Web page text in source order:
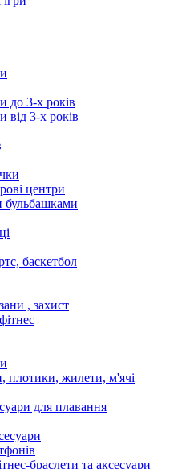
до 3-х років
від 3-х років
центри
бульбашками
баскетбол
, захист
плотики, жилети, м'ячі
для плавання
браслети та аксесуари